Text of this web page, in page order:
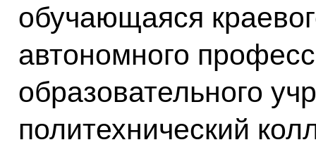
обучающаяся
автономного
образовательного
политехнический